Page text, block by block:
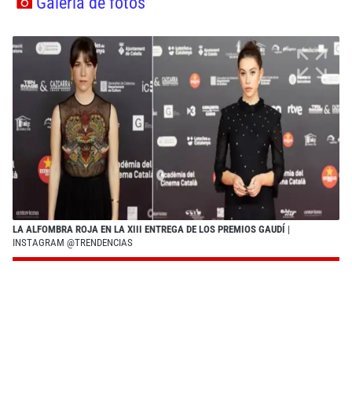
LA ALFOMBRA ROJA EN LA XIII ENTREGA DE LOS PREMIOS GAUDÍ |
INSTAGRAM @TRENDENCIAS